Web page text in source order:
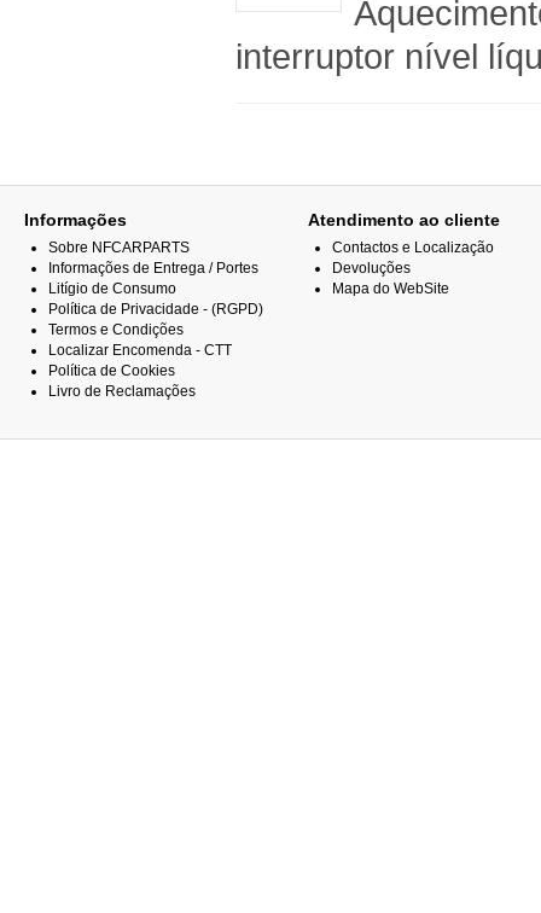
interruptor nível
Informações
Sobre NFCARPARTS
Informações de Entrega / Portes
Litígio de Consumo
Política de Privacidade - (RGPD)
Termos e Condições
Localizar Encomenda - CTT
Política de Cookies
Livro de Reclamações
Atendimento ao cliente
Contactos e Localização
Devoluções
Mapa do WebSite